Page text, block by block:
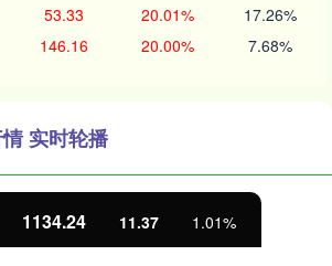
53.33 20.01% 17.26%
146.16 20.00% 7.68%
实时轮播
1134.24 11.37 1.01%